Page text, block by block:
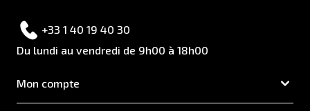
+33 1 40 19 40 30
Du lundi au vendredi de 9h00 à 18h00
Mon compte